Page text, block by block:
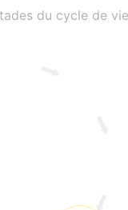
du cycle de